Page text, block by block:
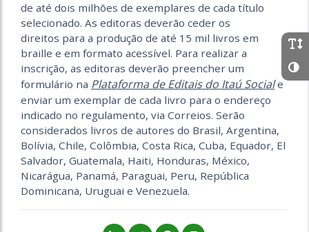
de até dois milhões de exemplares de cada título
selecionado. As editoras deverão ceder os
direitos para a produção de até 15 mil livros em
braille e em formato acessível. Para realizar a
inscrição, as editoras deverão preencher um
formulário na Plataforma de Editais do Itaú Sociale
enviar um exemplar de cada livro para o endereço
indicado no regulamento, via Correios. Serão
considerados livros de autores do Brasil, Argentina,
Bolívia, Chile, Colômbia, Costa Rica, Cuba, Equador, El
Salvador, Guatemala, Haiti, Honduras, México,
Nicarágua, Panamá, Paraguai, Peru, República
Dominicana, Uruguai e Venezuela.